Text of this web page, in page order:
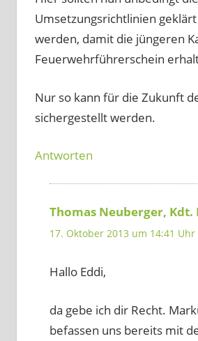
Umsetzungsrichtlinien
werden, damit die jüngeren
Feuerwehrführerschein
Nur so kann für die Zukunft
sichergestellt werden.
Antworten
Thomas Neuberger, Kdt.
17. Oktober 2013 um 14:41 Uhr
Hallo Eddi,
da gebe ich dir Recht.
befassen uns bereits mit